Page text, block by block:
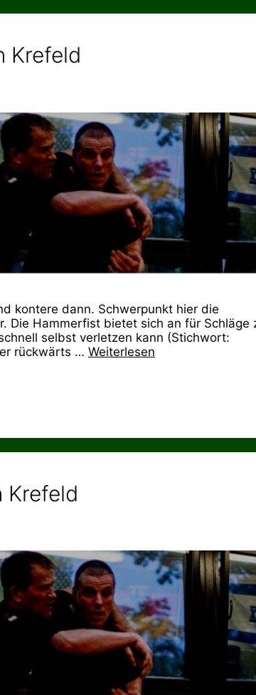
Krefeld
kontere dann. Schwerpunkt hier die
Die Hammerfist bietet sich an für Schläge
selbst verletzen kann (Stichwort:
rückwärts … Weiterlesen
Krefeld